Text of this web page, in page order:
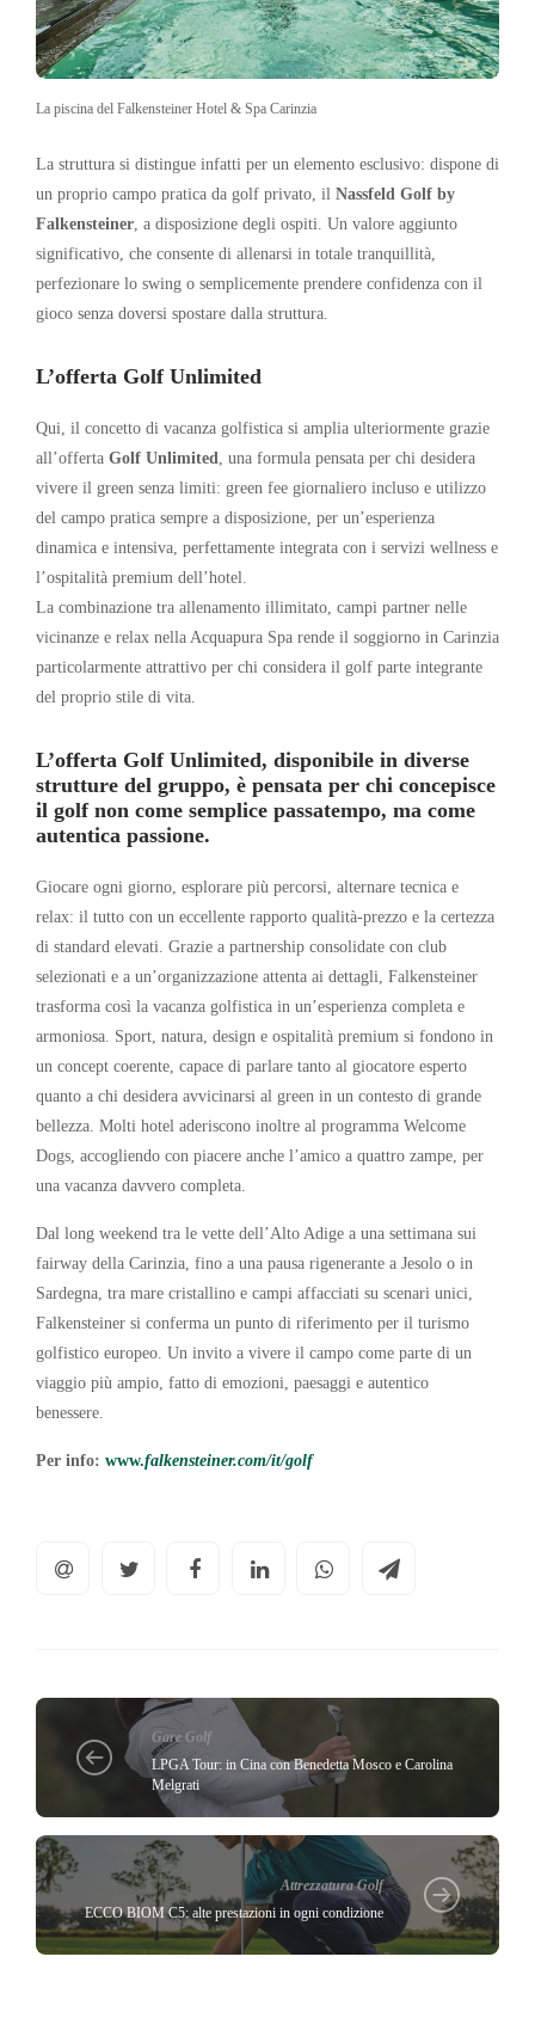
La piscina del Falkensteiner Hotel & Spa Carinzia
La struttura si distingue infatti per un elemento esclusivo: dispone di
un proprio campo pratica da golf privato, il Nassfeld Golf by
Falkensteiner, a disposizione degli ospiti. Un valore aggiunto
significativo, che consente di allenarsi in totale tranquillità,
perfezionare lo swing o semplicemente prendere confidenza con il
gioco senza doversi spostare dalla struttura.
L’offerta Golf Unlimited
Qui, il concetto di vacanza golfistica si amplia ulteriormente grazie
all’offerta Golf Unlimited, una formula pensata per chi desidera
vivere il green senza limiti: green fee giornaliero incluso e utilizzo
del campo pratica sempre a disposizione, per un’esperienza
dinamica e intensiva, perfettamente integrata con i servizi wellness e
l’ospitalità premium dell’hotel.
La combinazione tra allenamento illimitato, campi partner nelle
vicinanze e relax nella Acquapura Spa rende il soggiorno in Carinzia
particolarmente attrattivo per chi considera il golf parte integrante
del proprio stile di vita.
L’offerta Golf Unlimited, disponibile in diverse
strutture del gruppo, è pensata per chi concepisce
il golf non come semplice passatempo, ma come
autentica passione.
Giocare ogni giorno, esplorare più percorsi, alternare tecnica e
relax: il tutto con un eccellente rapporto qualità-prezzo e la certezza
di standard elevati. Grazie a partnership consolidate con club
selezionati e a un’organizzazione attenta ai dettagli, Falkensteiner
trasforma così la vacanza golfistica in un’esperienza completa e
armoniosa. Sport, natura, design e ospitalità premium si fondono in
un concept coerente, capace di parlare tanto al giocatore esperto
quanto a chi desidera avvicinarsi al green in un contesto di grande
bellezza. Molti hotel aderiscono inoltre al programma Welcome
Dogs, accogliendo con piacere anche l’amico a quattro zampe, per
una vacanza davvero completa.
Dal long weekend tra le vette dell’Alto Adige a una settimana sui
fairway della Carinzia, fino a una pausa rigenerante a Jesolo o in
Sardegna, tra mare cristallino e campi affacciati su scenari unici,
Falkensteiner si conferma un punto di riferimento per il turismo
golfistico europeo. Un invito a vivere il campo come parte di un
viaggio più ampio, fatto di emozioni, paesaggi e autentico
benessere.
Per info: www.falkensteiner.com/it/golf
Gare Golf
LPGA Tour: in Cina con Benedetta Mosco e Carolina
Melgrati
Attrezzatura Golf
ECCO BIOM C5: alte prestazioni in ogni condizione